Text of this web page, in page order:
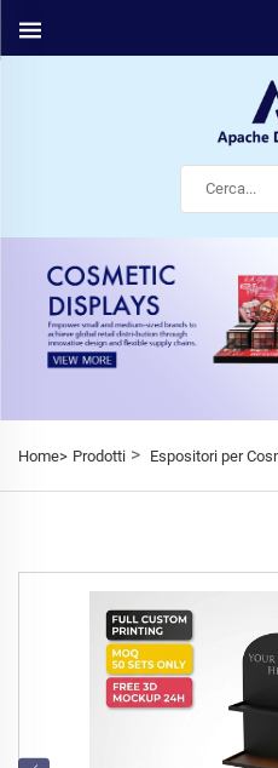
Home> Prodotti > Espositori per